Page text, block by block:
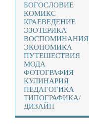
БОГОСЛОВИЕ
КОМИКС
КРАЕВЕДЕНИЕ
ЭЗОТЕРИКА
ВОСПОМИНАНИЯ
ЭКОНОМИКА
ПУТЕШЕСТВИЯ
МОДА
ФОТОГРАФИЯ
КУЛИНАРИЯ
ПЕДАГОГИКА
ТИПОГРАФИКА/
ДИЗАЙН